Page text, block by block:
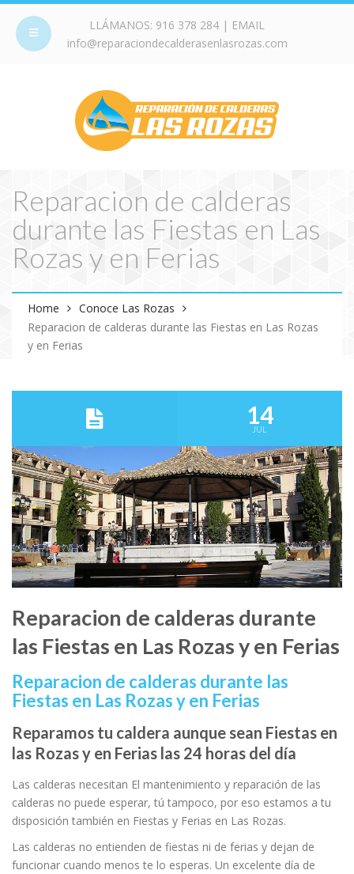
LLÁMANOS: 916 378 284 | EMAIL
info@reparaciondecalderasenlasrozas.com
Reparacion de calderas
durante las Fiestas en Las
Rozas y en Ferias
Home
Conoce Las Rozas
Reparacion de calderas durante las Fiestas en Las Rozas
y en Ferias
14
JUL
Reparacion de calderas durante
las Fiestas en Las Rozas y en Ferias
Reparacion de calderas durante las
Fiestas en Las Rozas y en Ferias
Reparamos tu caldera aunque sean Fiestas en
las Rozas y en Ferias las 24 horas del día
Las calderas necesitan El mantenimiento y reparación de las
calderas no puede esperar, tú tampoco, por eso estamos a tu
disposición también en Fiestas y Ferias en Las Rozas.
Las calderas no entienden de fiestas ni de ferias y dejan de
funcionar cuando menos te lo esperas. Un excelente día de